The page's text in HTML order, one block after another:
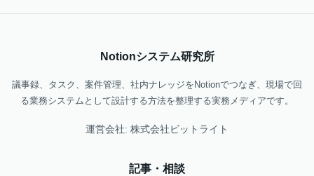
Notionシステム研究所
議事録、タスク、案件管理、社内ナレッジをNotionでつなぎ、現場で回
る業務システムとして設計する方法を整理する実務メディアです。
運営会社: 株式会社ビットライト
記事・相談